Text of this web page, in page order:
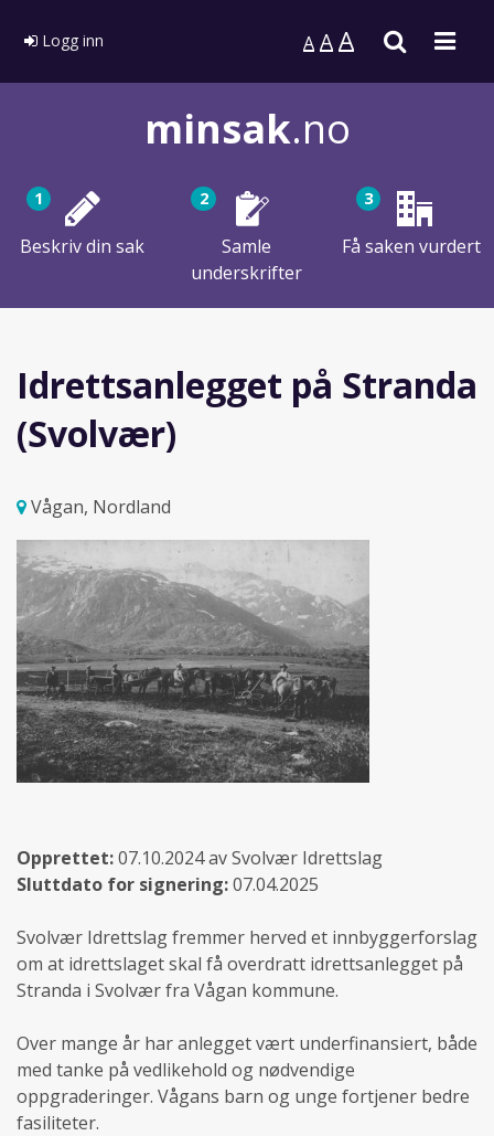
Logg inn A AA Søk
minsak.no
1
Beskriv din sak
2
Samle
underskrifter
3
Få saken vurdert
Idrettsanlegget på Stranda
(Svolvær)
Vågan, Nordland
Opprettet:07.10.2024 av Svolvær Idrettslag
Sluttdato for signering:07.04.2025
Svolvær Idrettslag fremmer herved et innbyggerforslag
om at idrettslaget skal få overdratt idrettsanlegget på
Stranda i Svolvær fra Vågan kommune.
Over mange år har anlegget vært underfinansiert, både
med tanke på vedlikehold og nødvendige
oppgraderinger. Vågans barn og unge fortjener bedre
fasiliteter.